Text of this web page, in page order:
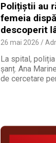
Polițiștii au
femeia
descoperit
26 mai 2026
La spital,
șanț. Ana
de cercetare